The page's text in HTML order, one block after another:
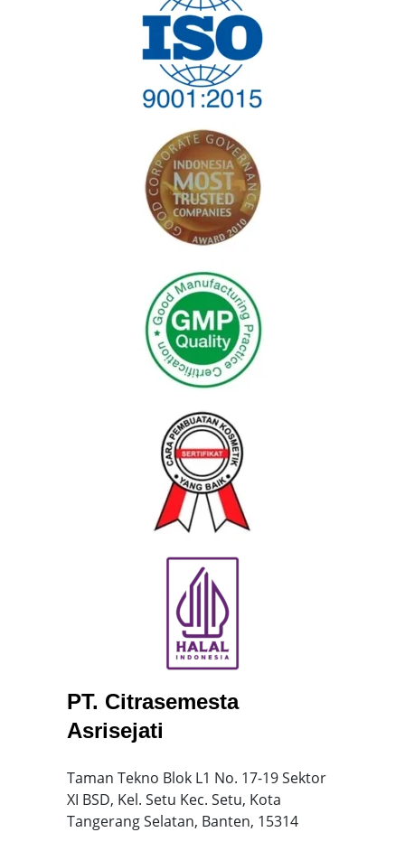
PT. Citrasemesta
Asrisejati
Taman Tekno Blok L1 No. 17-19 Sektor
XI BSD, Kel. Setu Kec. Setu, Kota
Tangerang Selatan, Banten, 15314